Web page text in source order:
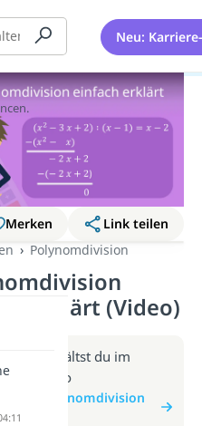
Neu:
Merken
Link teilen
Polynomdivision
erklärt (Video)
Infos erhältst du im
zum Video
Polynomdivision